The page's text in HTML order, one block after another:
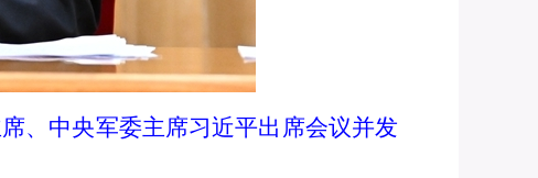
、中央军委主席习近平出席会议并发